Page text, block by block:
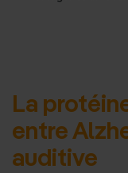
La
entre
auditive